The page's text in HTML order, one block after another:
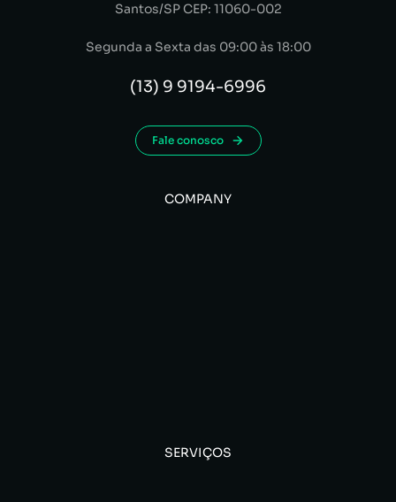
Santos/SP CEP: 11060-002
Segunda a Sexta das 09:00 às 18:00
(13) 9 9194-6996
Fale conosco
COMPANY
SERVIÇOS